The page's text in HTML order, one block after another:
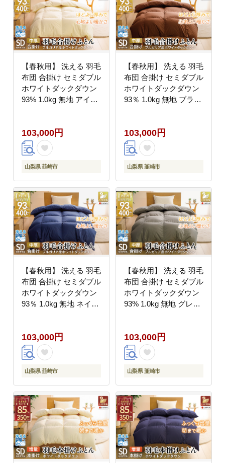
市 20742916]
【春秋用】 洗える 羽毛
布団 合掛け セミダブル
ホワイトダックダウン
93% 1.0kg 無地 アイボ
20741686] 合い掛け 軽
い羽毛 布団 コインラン
ドリー 掛け布団 ダウン
かけ布団 ふとん 羽毛ふ
ルゴールドラベル
103,000円
山梨県 韮崎市
【春秋用】 洗える 羽毛
布団 合掛け セミダブル
ホワイトダックダウン
93％ 1.0kg 無地 ブラウ
20745422] 合い掛け 布
団 ブルガリア産 コイン
ランドリー 掛け布団 か
け布団 ふとん 羽毛ふと
ゴールドラベル
103,000円
山梨県 韮崎市
【春秋用】 洗える 羽毛
布団 合掛け セミダブル
ホワイトダックダウン
93％ 1.0kg 無地 ネイビ
20745425] 合い掛け 布
団 ブルガリア産 コイン
ランドリー 掛け布団 か
け布団 ふとん 羽毛ふと
ゴールドラベル
103,000円
山梨県 韮崎市
【春秋用】 洗える 羽毛
布団 合掛け セミダブル
ホワイトダックダウン
93% 1.0kg 無地 グレー
20745428] 合い掛け 布
団 ブルガリア産 コイン
ランドリー 掛け布団 ダ
ウンかけ布団 ふとん 羽
イヤルゴールドラベル
103,000円
山梨県 韮崎市